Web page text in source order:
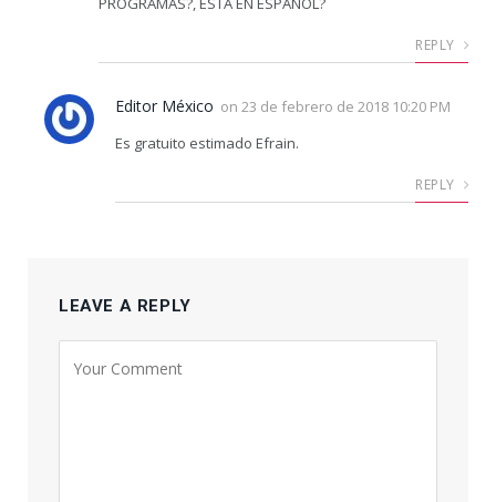
REPLY
Editor México on 23 de febrero de 2018 10:20 PM
Es gratuito estimado Efrain.
REPLY
LEAVE A REPLY